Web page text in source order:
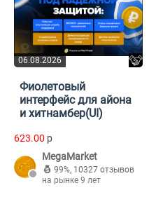
06.08.2026
Фиолетовый
интерфейс для айона
и хитнамбер(UI)
623.00 p
MegaMarket
99%, 10327 отзывов
на рынке 9 лет